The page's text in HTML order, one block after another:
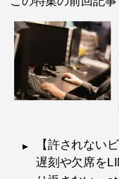
【許されない
遅刻や欠席を